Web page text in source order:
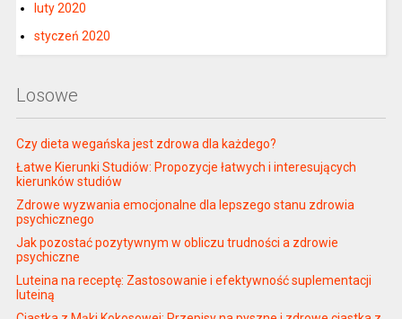
luty 2020
styczeń 2020
Losowe
Czy dieta wegańska jest zdrowa dla każdego?
Łatwe Kierunki Studiów: Propozycje łatwych i interesujących
kierunków studiów
Zdrowe wyzwania emocjonalne dla lepszego stanu zdrowia
psychicznego
Jak pozostać pozytywnym w obliczu trudności a zdrowie
psychiczne
Luteina na receptę: Zastosowanie i efektywność suplementacji
luteiną